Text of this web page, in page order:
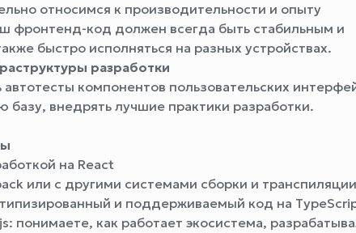
относимся к производительности и опыту
фронтенд-код должен всегда быть стабильным и
быстро исполняться на разных устройствах.
разработки
компонентов пользовательских
базу, внедрять лучшие практики разработки.
на React
или с другими системами сборки и транспиляции
и поддерживаемый код на
понимаете, как работает экосистема,